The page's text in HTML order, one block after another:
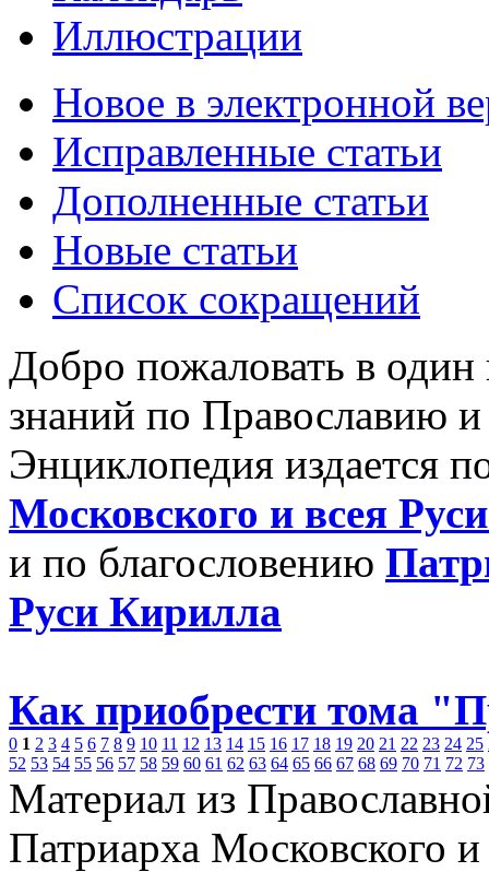
Иллюстрации
Новое в электронной
Исправленные статьи
Дополненные статьи
Новые статьи
Список сокращений
Добро пожаловать в
знаний по Православию
Энциклопедия издается
Московского и всея
и по благословению
Руси Кирилла
Как приобрести тома
0 1 2 3 4 5 6 7 8 9 10 11 12 13 14 15 16 17 18 19 20 21 22 23 24 25
52 53 54 55 56 57 58 59 60 61 62 63 64 65 66 67 68 69 70 71 72 73
Материал из
Патриарха Московского